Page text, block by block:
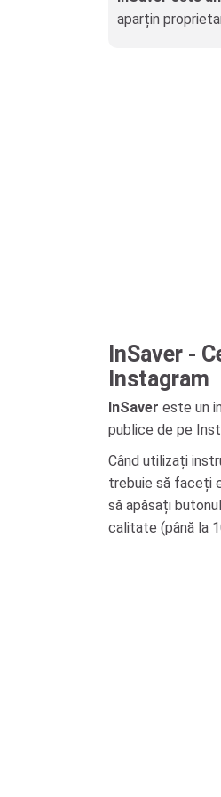
aparțin
InSaver -
Instagram
InSaver este un
publice de pe
Când utilizați
trebuie să faceți
să apăsați
calitate (până la